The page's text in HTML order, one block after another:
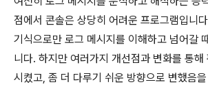
점에서 콘솔은 상당히 어려운 프로그램입니
기식으로만 로그 메시지를 이해하고 넘어갈
니다. 하지만 여러가지 개선점과 변화를 통
시켰고, 좀 더 다루기 쉬운 방향으로 변했음